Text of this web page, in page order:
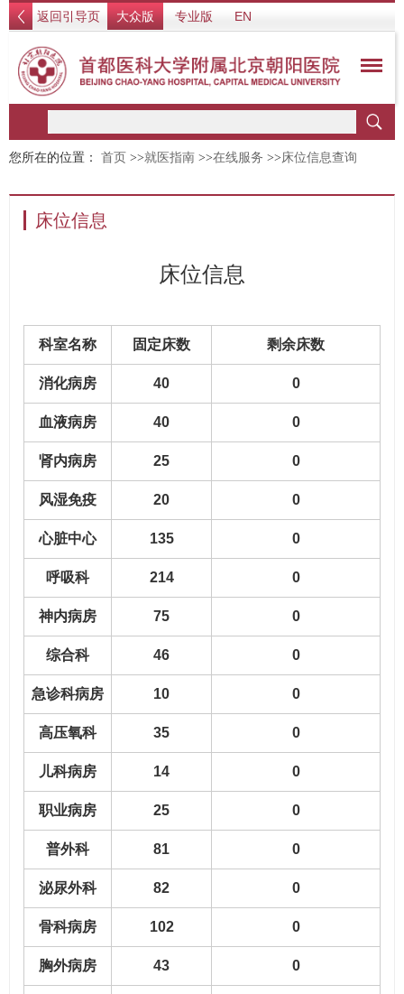
返回引导页 大众版 专业版 EN
您所在的位置： 首页 >>就医指南 >>在线服务 >>床位信息查询
床位信息
床位信息
科室名称 固定床数 剩余床数
消化病房 40 0
血液病房 40 0
肾内病房 25 0
风湿免疫 20 0
心脏中心 135 0
呼吸科 214 0
神内病房 75 0
综合科 46 0
急诊科病房 10 0
高压氧科 35 0
儿科病房 14 0
职业病房 25 0
普外科 81 0
泌尿外科 82 0
骨科病房 102 0
胸外病房 43 0